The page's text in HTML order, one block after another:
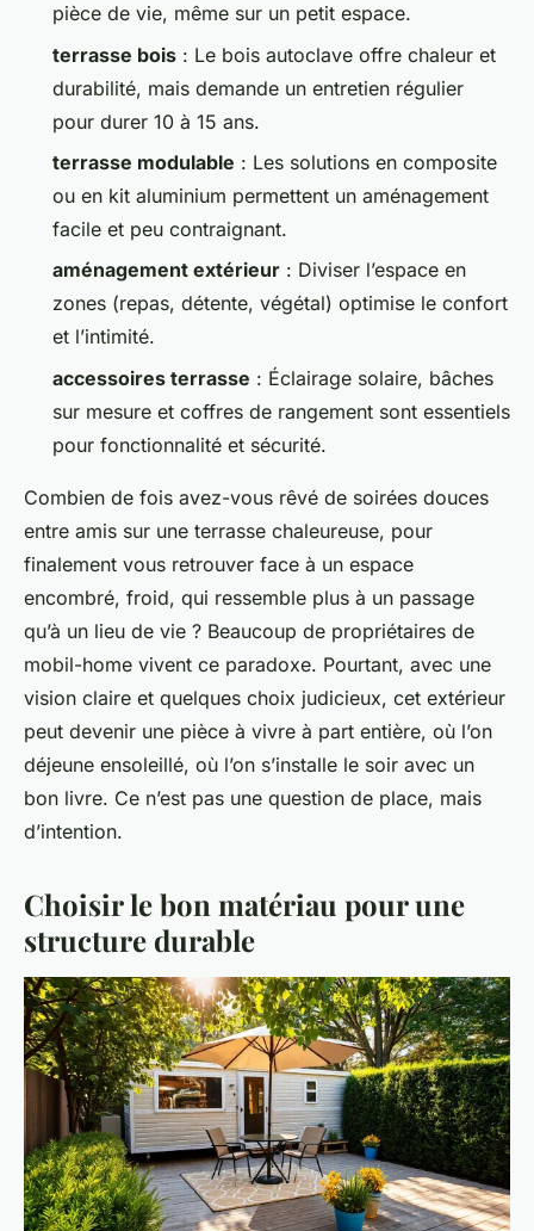
pièce de vie, même sur un petit espace.
terrasse bois : Le bois autoclave offre chaleur et
durabilité, mais demande un entretien régulier
pour durer 10 à 15 ans.
terrasse modulable : Les solutions en composite
ou en kit aluminium permettent un aménagement
facile et peu contraignant.
aménagement extérieur : Diviser l’espace en
zones (repas, détente, végétal) optimise le confort
et l’intimité.
accessoires terrasse : Éclairage solaire, bâches
sur mesure et coffres de rangement sont essentiels
pour fonctionnalité et sécurité.
Combien de fois avez-vous rêvé de soirées douces
entre amis sur une terrasse chaleureuse, pour
finalement vous retrouver face à un espace
encombré, froid, qui ressemble plus à un passage
qu’à un lieu de vie ? Beaucoup de propriétaires de
mobil-home vivent ce paradoxe. Pourtant, avec une
vision claire et quelques choix judicieux, cet extérieur
peut devenir une pièce à vivre à part entière, où l’on
déjeune ensoleillé, où l’on s’installe le soir avec un
bon livre. Ce n’est pas une question de place, mais
d’intention.
Choisir le bon matériau pour une
structure durable